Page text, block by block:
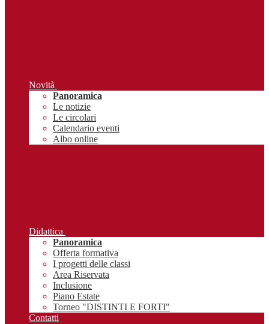
Novità
Panoramica
Le notizie
Le circolari
Calendario eventi
Albo online
Didattica
Panoramica
Offerta formativa
I progetti delle classi
Area Riservata
Inclusione
Piano Estate
Torneo "DISTINTI E FORTI"
Contatti